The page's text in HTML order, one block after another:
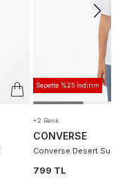
Sepette %25 İndirim
+2 Renk
CONVERSE
Converse Desert
799 TL